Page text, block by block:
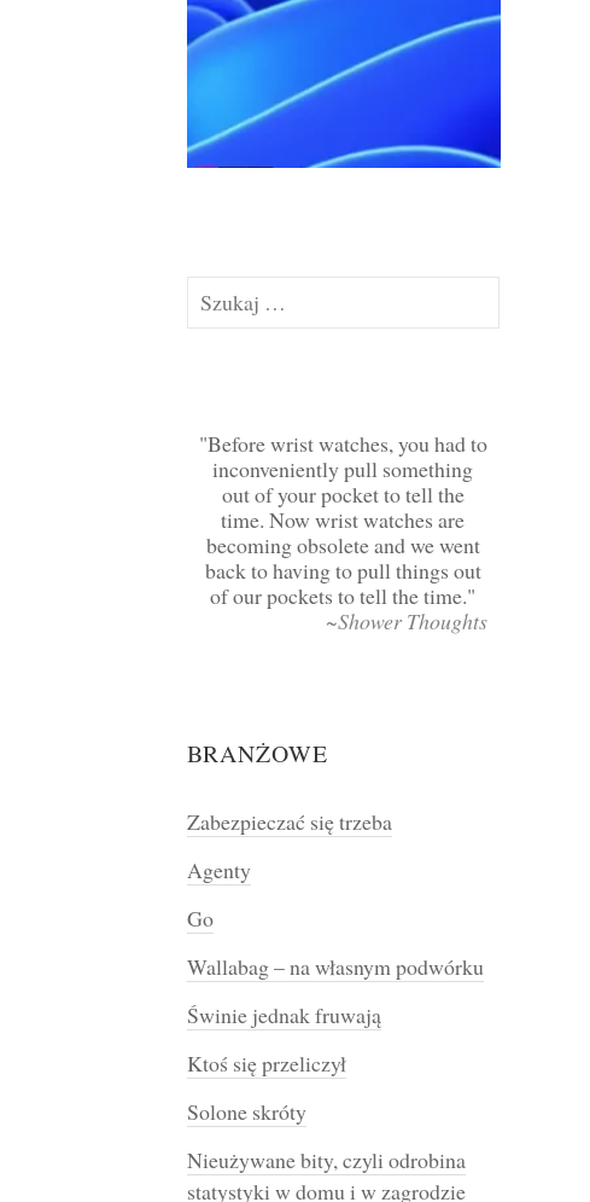
Szukaj:
Before wrist watches, you had to
inconveniently pull something
out of your pocket to tell the
time. Now wrist watches are
becoming obsolete and we went
back to having to pull things out
of our pockets to tell the time.
~Shower Thoughts
BRANŻOWE
Zabezpieczać się trzeba
Agenty
Go
Wallabag – na własnym podwórku
Świnie jednak fruwają
Ktoś się przeliczył
Solone skróty
Nieużywane bity, czyli odrobina
statystyki w domu i w zagrodzie